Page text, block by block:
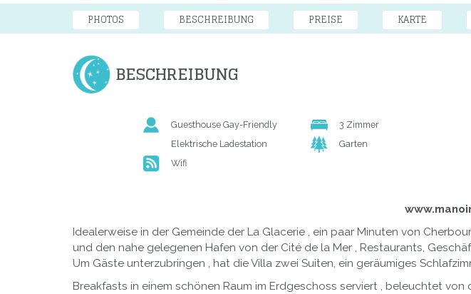
PHOTOS BESCHREIBUNG PREISE KARTE
BESCHREIBUNG
Guesthouse Gay-Friendly 3 Zimmer
Elektrische Ladestation
Garten
Wifi
Idealerweise in der Gemeinde der La Glacerie , ein paar Minuten von
und den nahe gelegenen Hafen von der Cité de la Mer , Restaurants,
Um Gäste unterzubringen , hat die Villa zwei Suiten, ein geräumiges
Breakfasts in einem schönen Raum im Erdgeschoss serviert , beleuchtet